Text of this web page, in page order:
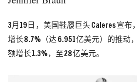
3月 19 日， 美国鞋履巨头 Caleres 宣布
增长 8.7% （达 6.951亿美元）的推动
额增长 1.3%，至 28亿美元。